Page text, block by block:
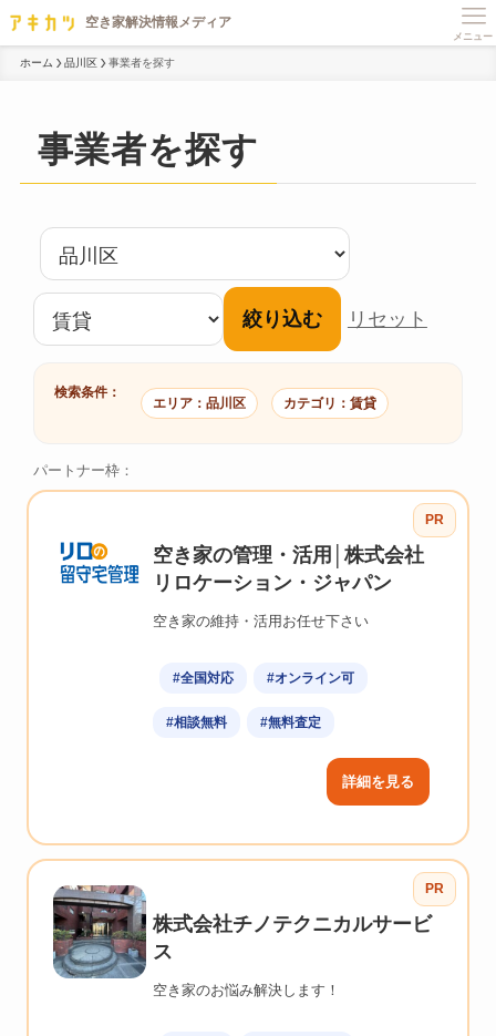
メニュー
ホーム 品川区 事業者を探す
事業者を探す
絞り込む リセット
検索条件：
エリア：品川区 カテゴリ：賃貸
パートナー枠：
PR
空き家の管理・活用│株式会社
リロケーション・ジャパン
空き家の維持・活用お任せ下さい
#全国対応 #オンライン可
#相談無料 #無料査定
詳細を見る
PR
株式会社チノテクニカルサービ
ス
空き家のお悩み解決します！